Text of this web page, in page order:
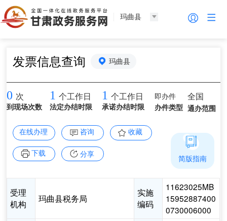
玛曲县
发票信息查询 玛曲县
0 次
到现场次数
1 个工作日
法定办结时限
1 个工作日
承诺办结时限
即办件
办件类型
全国
通办范围
在线办理 咨询 收藏
下载 分享
受理
机构
玛曲县税务局
实施
编码
11623025MB
15952887400
0730006000
简版指南